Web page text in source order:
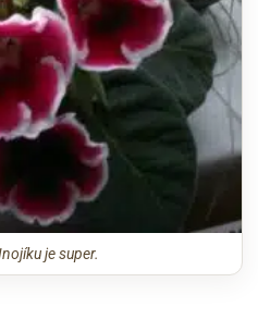
je super.